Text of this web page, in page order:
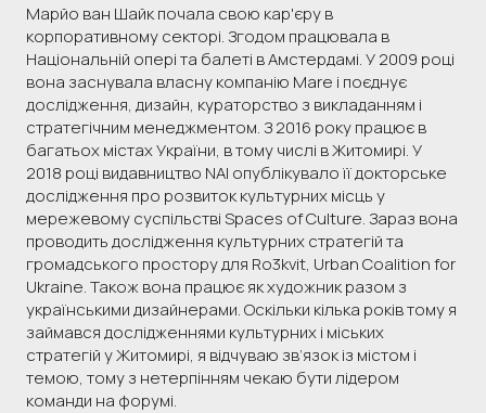
Марйо ван Шайк почала свою кар'єру в
корпоративному секторі. Згодом працювала в
Національній опері та балеті в Амстердамі. У 2009 році
вона заснувала власну компанію Mare і поєднує
дослідження, дизайн, кураторство з викладанням і
стратегічним менеджментом. З 2016 року працює в
багатьох містах України, в тому числі в Житомирі. У
2018 році видавництво NAI опублікувало її докторське
дослідження про розвиток культурних місць у
мережевому суспільстві Spaces of Culture. Зараз вона
проводить дослідження культурних стратегій та
громадського простору для Ro3kvit, Urban Coalition for
Ukraine. Також вона працює як художник разом з
українськими дизайнерами. Оскільки кілька років тому я
займався дослідженнями культурних і міських
стратегій у Житомирі, я відчуваю зв’язок із містом і
темою, тому з нетерпінням чекаю бути лідером
команди на форумі.